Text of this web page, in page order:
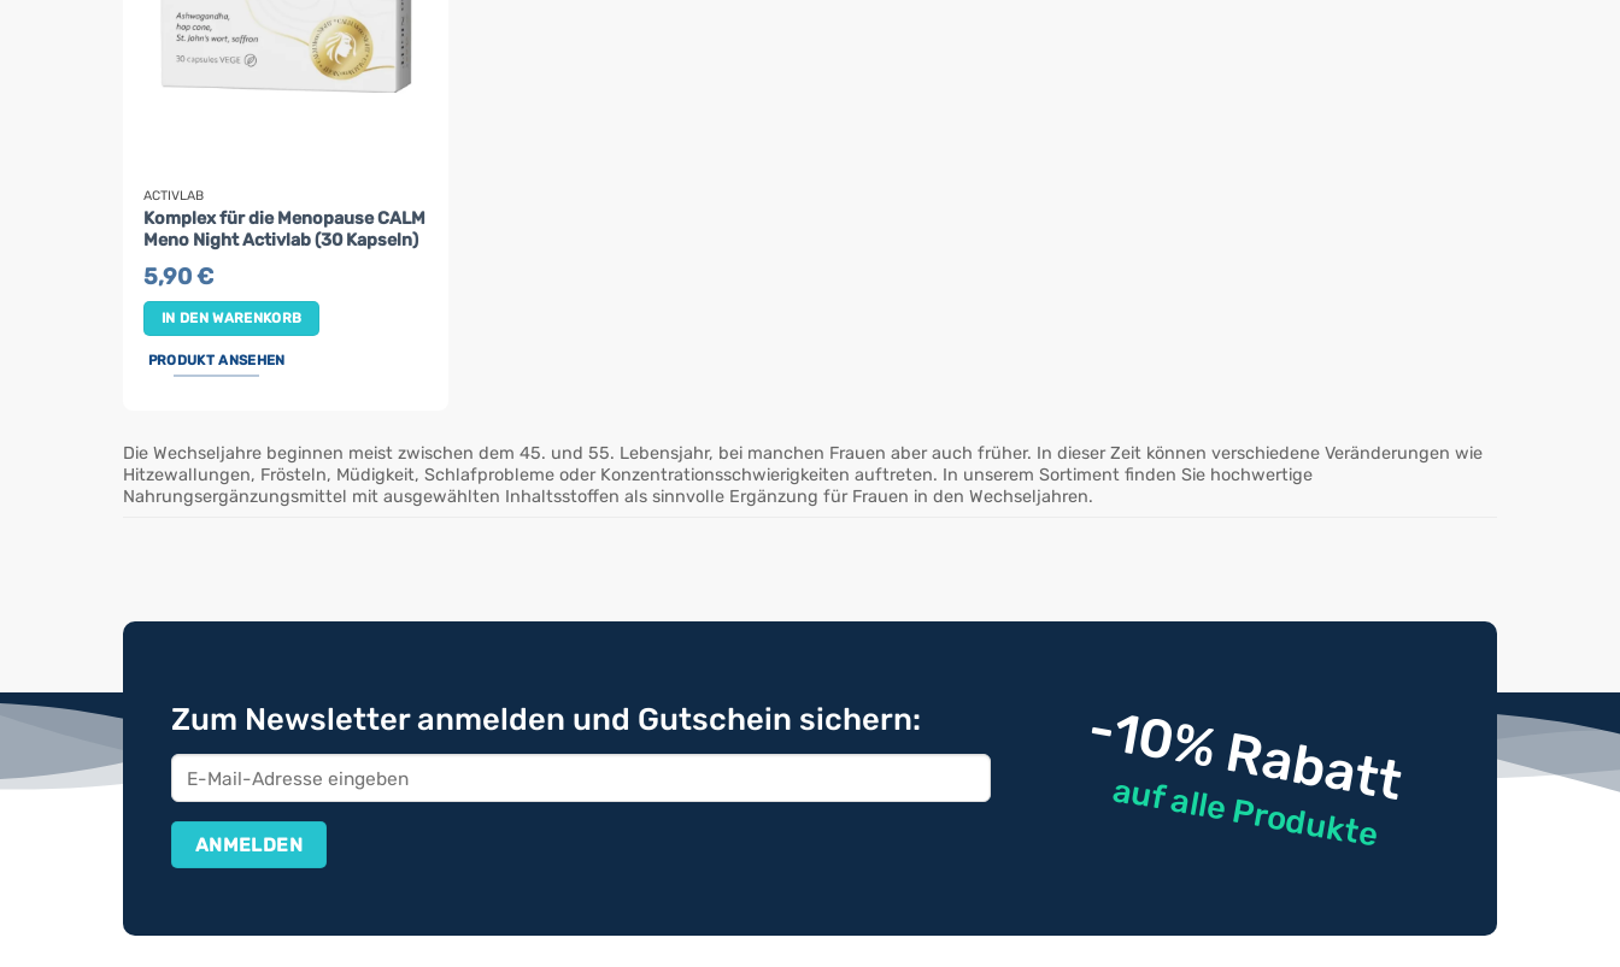
ACTIVLAB
Komplex für die Menopause CALM
Meno Night Activlab (30 Kapseln)
5,90€
IN DEN WARENKORB
PRODUKT ANSEHEN
Die Wechseljahre beginnen meist zwischen dem 45. und 55. Lebensjahr, bei manchen Frauen aber auch früher. In dieser Zeit können verschiedene Veränderungen wie
Hitzewallungen, Frösteln, Müdigkeit, Schlafprobleme oder Konzentrationsschwierigkeiten auftreten. In unserem Sortiment finden Sie hochwertige
Nahrungsergänzungsmittel mit ausgewählten Inhaltsstoffen als sinnvolle Ergänzung für Frauen in den Wechseljahren.
Zum Newsletter anmelden und Gutschein sichern: -10% Rabatt
auf alle Produkte